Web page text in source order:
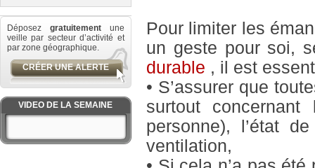
Déposez gratuitement une
veille par secteur d’activité et
par zone géographique.
CRÉER UNE ALERTE
VIDEO DE LA SEMAINE
Pour limiter les
un geste pour soi,
durable , il est
• S’assurer que
surtout
personne), l’état
ventilation,